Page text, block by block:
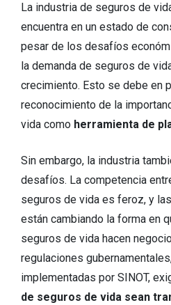
La industria de seguros de
encuentra en un estado de
pesar de los desafíos
la demanda de seguros de
crecimiento. Esto se debe en
reconocimiento de la
vida como herramienta de
Sin embargo, la industria
desafíos. La competencia
seguros de vida es feroz, y
están cambiando la forma en
seguros de vida hacen
regulaciones
implementadas por SINOT,
de seguros de vida sean